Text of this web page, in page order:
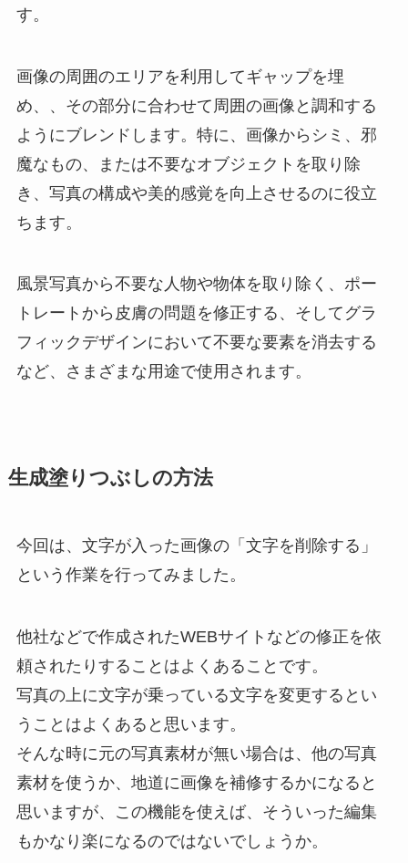
す。
画像の周囲のエリアを利用してギャップを埋
め、、その部分に合わせて周囲の画像と調和する
ようにブレンドします。特に、画像からシミ、邪
魔なもの、または不要なオブジェクトを取り除
き、写真の構成や美的感覚を向上させるのに役立
ちます。
風景写真から不要な人物や物体を取り除く、ポー
トレートから皮膚の問題を修正する、そしてグラ
フィックデザインにおいて不要な要素を消去する
など、さまざまな用途で使用されます。
生成塗りつぶしの方法
今回は、文字が入った画像の「文字を削除する」
という作業を行ってみました。
他社などで作成されたWEBサイトなどの修正を依
頼されたりすることはよくあることです。
写真の上に文字が乗っている文字を変更するとい
うことはよくあると思います。
そんな時に元の写真素材が無い場合は、他の写真
素材を使うか、地道に画像を補修するかになると
思いますが、この機能を使えば、そういった編集
もかなり楽になるのではないでしょうか。